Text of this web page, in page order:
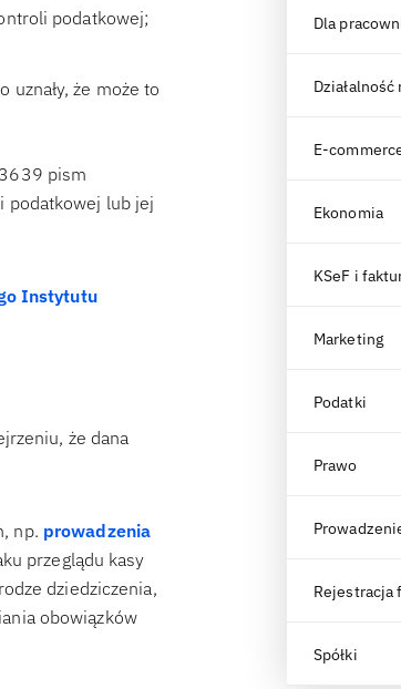
podatkowej;
uznały, że może to
pism
podatkowej lub jej
Instytutu
że dana
np. prowadzenia
przeglądu kasy
dziedziczenia,
obowiązków
Dla
E-
Ekonomia
KSeF i
Marketing
Podatki
Prawo
Rejestracja
Spółki